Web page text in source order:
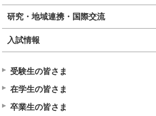
研究・地域連携・国際交流
入試情報
受験生の皆さま
在学生の皆さま
卒業生の皆さま